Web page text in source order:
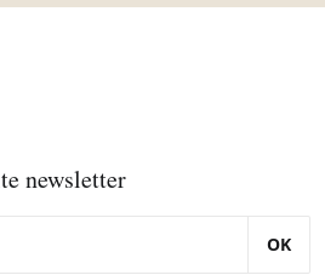
newsletter
OK